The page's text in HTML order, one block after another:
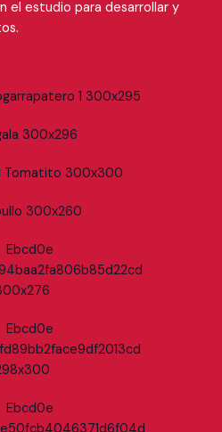
el estudio para desarrollar y